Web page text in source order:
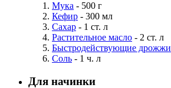
Мука - 500 г
Кефир - 300 мл
Сахар - 1 ст. л
Растительное масло - 2 ст. л
Быстродействующие дрожжи
Соль - 1 ч. л
Для начинки